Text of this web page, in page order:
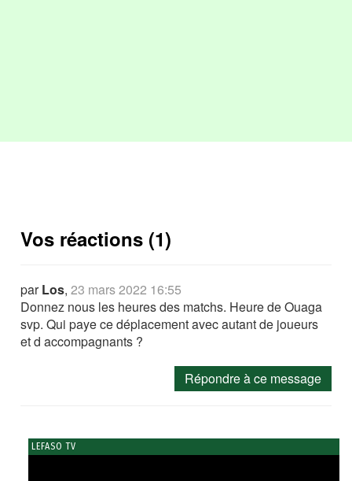
Vos réactions (1)
parLos,23 mars 2022 16:55
Donnez nous les heures des matchs. Heure de Ouaga
svp. Qui paye ce déplacement avec autant de joueurs
et d accompagnants ?
Répondre à ce message
LEFASO TV